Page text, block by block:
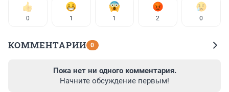
0 1 1 2 0
КОММЕНТАРИИ 0
Пока нет ни одного комментария.
Начните обсуждение первым!